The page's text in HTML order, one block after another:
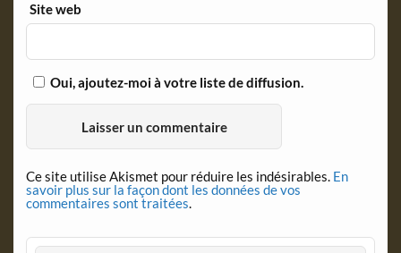
Site web
Oui, ajoutez-moi à votre liste de diffusion.
Ce site utilise Akismet pour réduire les indésirables. En
savoir plus sur la façon dont les données de vos
commentaires sont traitées.